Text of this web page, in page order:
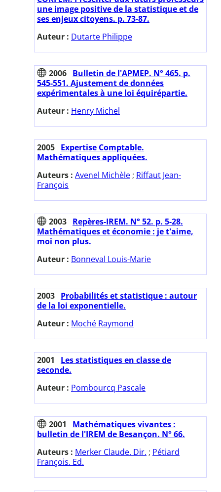
une image positive de la statistique et de
ses enjeux citoyens. p. 73-87.
Auteur : Dutarte Philippe
2006 Bulletin de l'APMEP. N° 465. p.
545-551. Ajustement de données
expérimentales à une loi équirépartie.
Auteur : Henry Michel
2005 Expertise Comptable.
Mathématiques appliquées.
Auteurs : Avenel Michèle ; Riffaut Jean-
François
2003 Repères-IREM. N° 52. p. 5-28.
Mathématiques et économie : je t'aime,
moi non plus.
Auteur : Bonneval Louis-Marie
2003 Probabilités et statistique : autour
de la loi exponentielle.
Auteur : Moché Raymond
2001
Les statistiques en classe de
seconde.
Auteur : Pombourcq Pascale
2001
Mathématiques vivantes :
bulletin de l'IREM de Besançon. N° 66.
Auteurs : Merker Claude. Dir. ; Pétiard
François. Ed.